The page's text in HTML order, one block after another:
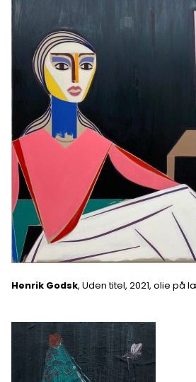
Henrik Godsk, Uden titel, 2021, olie på